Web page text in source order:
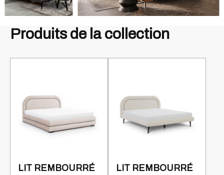
Produits de la collection
LIT REMBOURRÉ LIT REMBOURRÉ